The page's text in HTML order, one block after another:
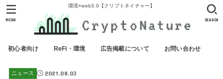
環境×web3.0【クリプトネイチャー】
初心者向け ReFi・環境 広告掲載について お問い合わせ
SEARCH
MENU
ニュース 2021.08.03